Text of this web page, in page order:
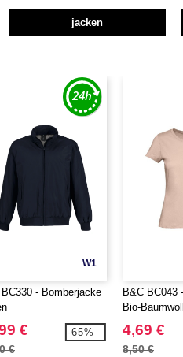
jacken
W1
BC330 - Bomberjacke
€
€
-65%
B&C BC043
Bio-
4,69 €
8,50 €